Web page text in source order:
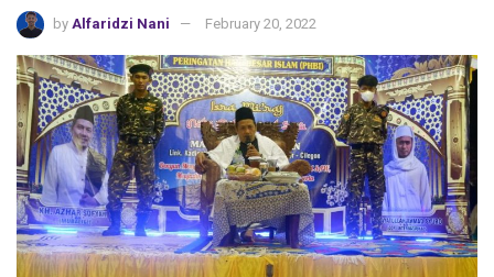
by Alfaridzi Nani February 20, 2022